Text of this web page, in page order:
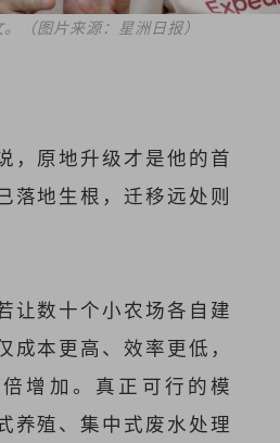
（图片来源：星洲日报）
，原地升级才是他的首
落地生根，迁移远处则
让数十个小农场各自建
成本更高、效率更低，
增加。真正可行的模
养殖、集中式废水处理